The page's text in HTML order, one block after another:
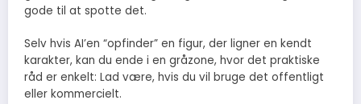
gode til at spotte det.
Selv hvis AI’en “opfinder” en figur, der ligner en kendt
karakter, kan du ende i en gråzone, hvor det praktiske
råd er enkelt: Lad være, hvis du vil bruge det offentligt
eller kommercielt.